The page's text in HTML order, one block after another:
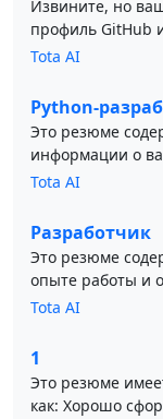
Извините, но
профиль GitHub
Tota AI
Python-
Это резюме
информации о
Tota AI
Разработчик
Это резюме
опыте работы и
Tota AI
1
Это резюме
как: Хорошо